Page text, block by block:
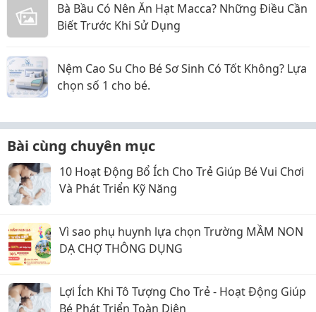
Bà Bầu Có Nên Ăn Hạt Macca? Những Điều Cần
Biết Trước Khi Sử Dụng
Nệm Cao Su Cho Bé Sơ Sinh Có Tốt Không? Lựa
chọn số 1 cho bé.
Bài cùng chuyên mục
10 Hoạt Động Bổ Ích Cho Trẻ Giúp Bé Vui Chơi
Và Phát Triển Kỹ Năng
Vì sao phụ huynh lựa chọn Trường MẦM NON
DẠ CHỢ THÔNG DỤNG
Lợi Ích Khi Tô Tượng Cho Trẻ - Hoạt Động Giúp
Bé Phát Triển Toàn Diện